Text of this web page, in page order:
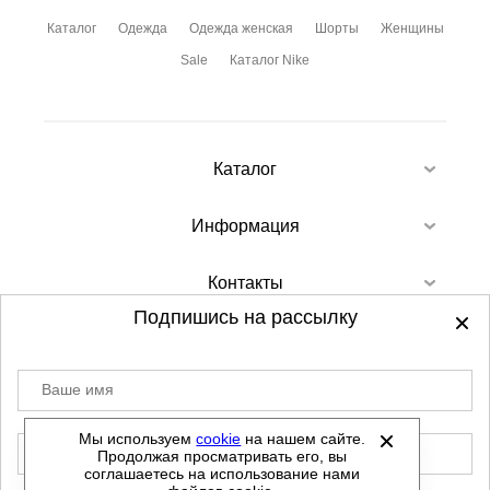
Каталог Одежда Одежда женская Шорты Женщины
Sale Каталог Nike
Каталог
Информация
Контакты
©2012-2026 - Sellgroup.ru - все права
защищены.
Данный сайт не является интернет магазином и
не является публичной офертой.
Мы используемcookie на нашем сайте.
Продолжая просматривать его, вы
соглашаетесь на использование нами
Подпишись на рассылку
Ваше имя